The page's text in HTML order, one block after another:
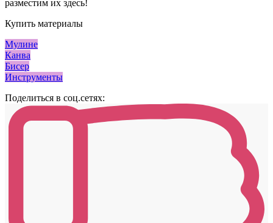
разместим их здесь!
Купить материалы
Мулине
Канва
Бисер
Инструменты
Поделиться в соц.сетях: